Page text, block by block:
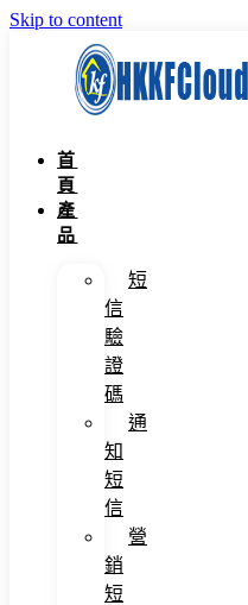
Skip to content
首
頁
產
品
短
信
驗
證
碼
通
知
短
信
營
銷
短